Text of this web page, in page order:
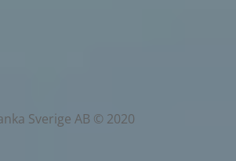
Sverige AB © 2020